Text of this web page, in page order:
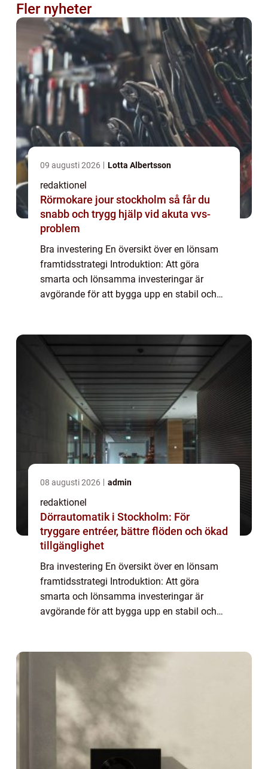
Fler nyheter
09 augusti 2026 Lotta Albertsson
redaktionel
Rörmokare jour stockholm så får du
snabb och trygg hjälp vid akuta vvs-
problem
Bra investering En översikt över en lönsam
framtidsstrategi Introduktion: Att göra
smarta och lönsamma investeringar är
avgörande för att bygga upp en stabil och
inve...
08 augusti 2026 admin
redaktionel
Dörrautomatik i Stockholm: För
tryggare entréer, bättre flöden och ökad
tillgänglighet
Bra investering En översikt över en lönsam
framtidsstrategi Introduktion: Att göra
smarta och lönsamma investeringar är
avgörande för att bygga upp en stabil och